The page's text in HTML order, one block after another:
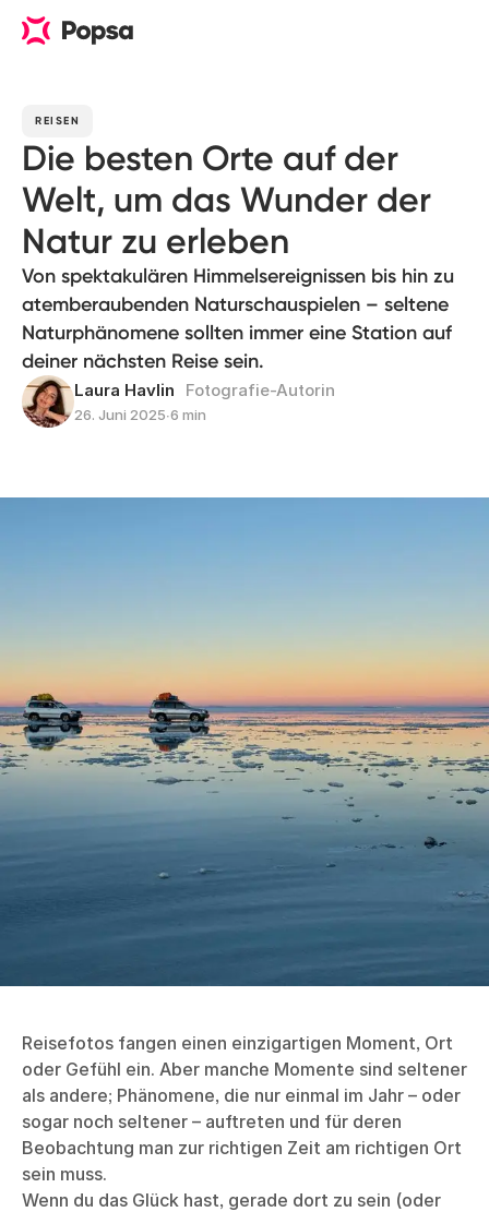
REISEN
Die besten Orte auf der
Welt, um das Wunder der
Natur zu erleben
Von spektakulären Himmelsereignissen bis hin zu
atemberaubenden Naturschauspielen – seltene
Naturphänomene sollten immer eine Station auf
deiner nächsten Reise sein.
Laura Havlin Fotografie-Autorin
26. Juni 2025∙6 min
Reisefotos fangen einen einzigartigen Moment, Ort
oder Gefühl ein. Aber manche Momente sind seltener
als andere; Phänomene, die nur einmal im Jahr – oder
sogar noch seltener – auftreten und für deren
Beobachtung man zur richtigen Zeit am richtigen Ort
sein muss.
Wenn du das Glück hast, gerade dort zu sein (oder